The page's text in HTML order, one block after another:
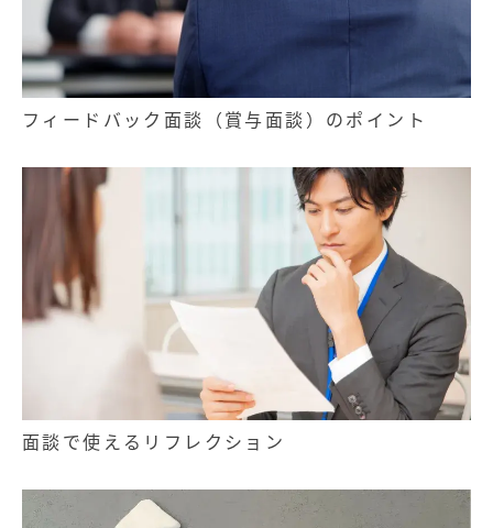
フィードバック面談（賞与面談）のポイント
面談で使えるリフレクション